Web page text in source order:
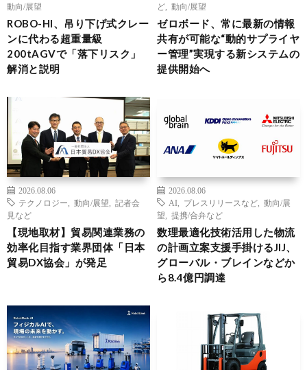
動向/展望
ROBO-HI、吊り下げ式クレー
ンに代わる超重量級
200tAGVで「落下リスク」
解消と説明
ど
動向/展望
ゼロボード、常に最新の情報
共有が可能な“動的サプライヤ
ー管理”実現する新システムの
提供開始へ
2026.08.06
テクノロジー
動向/展望
記者会
見など
【現地取材】貿易関連業務の
効率化目指す業界団体「日本
貿易DX協会」が発足
2026.08.06
AI
プレスリリースなど
動向/展
望
提携/合弁など
数理最適化技術活用した物流
の計画立案支援手掛けるJIJ、
グローバル・ブレインなどか
ら8.4億円調達